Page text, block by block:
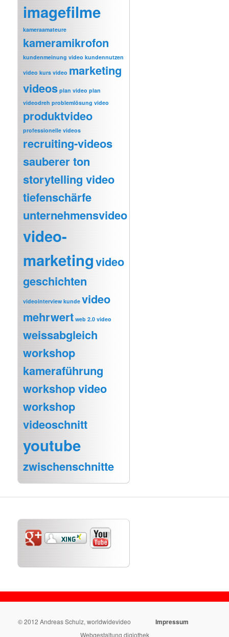
imagefilme
kameraamateure
kameramikrofon
kundenmeinung video kundennutzen
video kurs video marketing
videos plan video plan
videodreh problemlösung video
produktvideo
professionelle videos
recruiting-videos
sauberer ton
storytelling video
tiefenschärfe
unternehmensvideo
video-
marketingvideo
geschichten
videointerview kunde video
mehrwert web 2.0 video
weissabgleich
workshop
kameraführung
workshop video
workshop
videoschnitt
youtube
zwischenschnitte
© 2012 Andreas Schulz, worldwidevideo Impressum
Webgestaltung digiothek